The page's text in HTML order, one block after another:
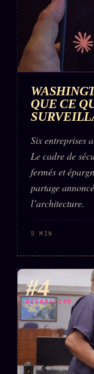
QUE CE
Six entreprises
Le cadre de
fermés et
partage
l’architecture.
5 MIN
#4
DÉTONATION